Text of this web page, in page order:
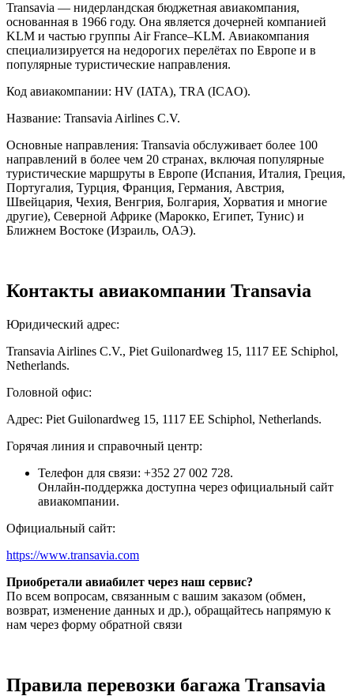
Transavia — нидерландская бюджетная авиакомпания,
основанная в 1966 году. Она является дочерней компанией
KLM и частью группы Air France–KLM. Авиакомпания
специализируется на недорогих перелётах по Европе и в
популярные туристические направления.
Код авиакомпании: HV (IATA), TRA (ICAO).
Название: Transavia Airlines C.V.
Основные направления: Transavia обслуживает более 100
направлений в более чем 20 странах, включая популярные
туристические маршруты в Европе (Испания, Италия, Греция,
Португалия, Турция, Франция, Германия, Австрия,
Швейцария, Чехия, Венгрия, Болгария, Хорватия и многие
другие), Северной Африке (Марокко, Египет, Тунис) и
Ближнем Востоке (Израиль, ОАЭ).
Контакты авиакомпании Transavia
Юридический адрес:
Transavia Airlines C.V., Piet Guilonardweg 15, 1117 EE Schiphol,
Netherlands.
Головной офис:
Адрес: Piet Guilonardweg 15, 1117 EE Schiphol, Netherlands.
Горячая линия и справочный центр:
Телефон для связи: +352 27 002 728.
Онлайн-поддержка доступна через официальный сайт
авиакомпании.
Официальный сайт:
https://www.transavia.com
Приобретали авиабилет через наш сервис?
По всем вопросам, связанным с вашим заказом (обмен,
возврат, изменение данных и др.), обращайтесь напрямую к
нам через форму обратной связи
Правила перевозки багажа Transavia